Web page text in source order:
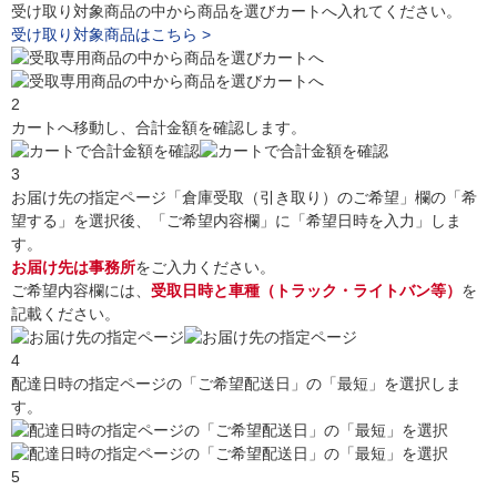
受け取り対象商品の中から商品を選びカートへ入れてください。
受け取り対象商品はこちら >
2
カートへ移動し、合計金額を確認します。
3
お届け先の指定ページ「倉庫受取（引き取り）のご希望」欄の「希
望する」を選択後、「ご希望内容欄」に「希望日時を入力」しま
す。
お届け先は事務所をご入力ください。
ご希望内容欄には、 受取日時と車種（トラック・ライトバン等） を
記載ください。
4
配達日時の指定ページの「ご希望配送日」の「最短」を選択しま
す。
5